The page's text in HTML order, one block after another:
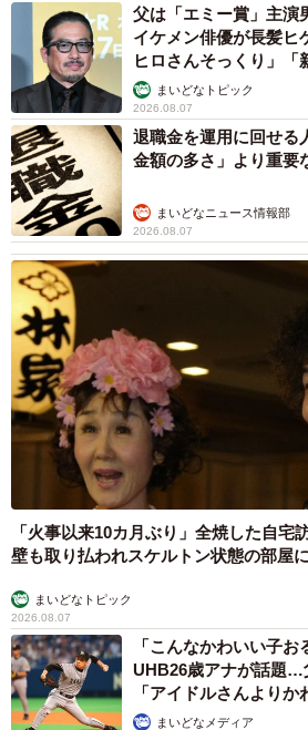
キャットタワーへの昇り降りもサポート
突然、片足を引きずり始めたことか
も治療はできず。獣医師からは「遺
をしても再発するだろう」と言われ
ました。
少しでもおはぎくんが快適に暮らせ
キャットフードを見直し、関節サポ
るように。フローリングの部屋には
担がかかりにくくなるようにもしま
父は「エミー賞」主
イケメン俳優が長髪ヒ
ヒロさんそっくり」「
まいどなトピック
2026.08.07
退職金を運用に回せる
金額の多さ」より重要
まいどなニュース情報部
2026.08.07
「火事以来10カ月ぶり」全焼した自
壁も取り払われスケルトン状態の部屋
まいどなトピック
2026.08.07
「こんなかわいい子
UHB26歳アナが話題
「アイドルさんより
か」まいどなメディア